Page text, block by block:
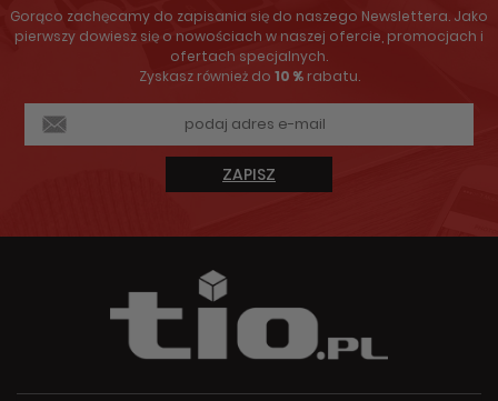
Gorąco zachęcamy do zapisania się do naszego Newslettera. Jako
pierwszy dowiesz się o nowościach w naszej ofercie, promocjach i
ofertach specjalnych.
Zyskasz również do 10 %rabatu.
ZAPISZ